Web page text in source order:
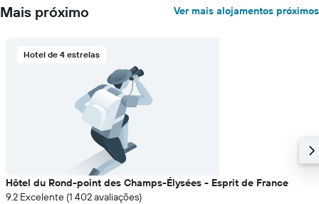
Mais próximo Ver mais alojamentos próximos
Hotel de 4 estrelas
Hôtel du Rond-point des Champs-Élysées - Esprit de France
9.2 Excelente (1 402 avaliações)